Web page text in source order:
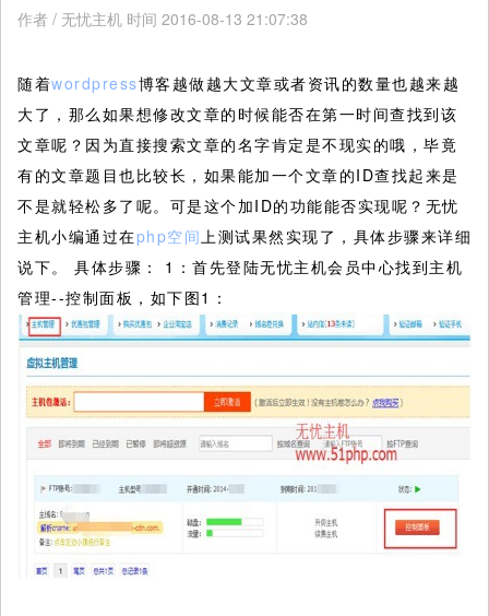
作者 / 无忧主机 时间 2016-08-13 21:07:38
随着wordpress博客越做越大文章或者资讯的数量也越来越
大了，那么如果想修改文章的时候能否在第一时间查找到该
文章呢？因为直接搜索文章的名字肯定是不现实的哦，毕竟
有的文章题目也比较长，如果能加一个文章的ID查找起来是
不是就轻松多了呢。可是这个加ID的功能能否实现呢？无忧
主机小编通过在php空间上测试果然实现了，具体步骤来详细
说下。
具体步骤： 1：首先登陆无忧主机会员中心找到主机
管理--控制面板，如下图1：